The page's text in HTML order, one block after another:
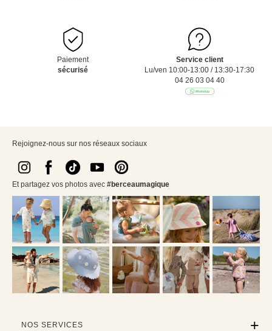
Paiement
sécurisé
Service client
Lu/ven 10:00-13:00 / 13:30-17:30
04 26 03 04 40
Rejoignez-nous sur nos réseaux sociaux
Et partagez vos photos avec #berceaumagique
NOS SERVICES